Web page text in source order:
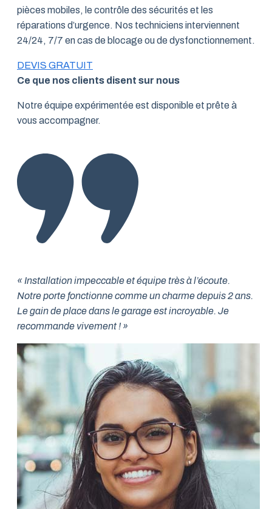
pièces mobiles, le contrôle des sécurités et les
réparations d’urgence. Nos techniciens interviennent
24/24, 7/7 en cas de blocage ou de dysfonctionnement.
DEVIS GRATUIT
Ce que nos clients disent sur nous
Notre équipe expérimentée est disponible et prête à
vous accompagner.
« Installation impeccable et équipe très à l’écoute.
Notre porte fonctionne comme un charme depuis 2 ans.
Le gain de place dans le garage est incroyable. Je
recommande vivement ! »